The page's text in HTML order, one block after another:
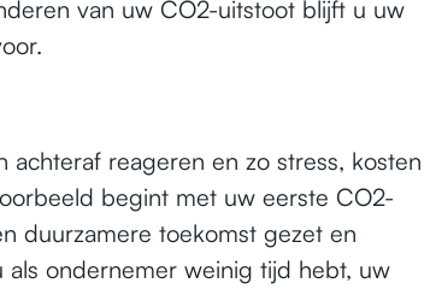
van uw CO2-uitstoot blijft u uw
reageren en zo stress, kosten
begint met uw eerste CO2-
duurzamere toekomst gezet en
ondernemer weinig tijd hebt, uw